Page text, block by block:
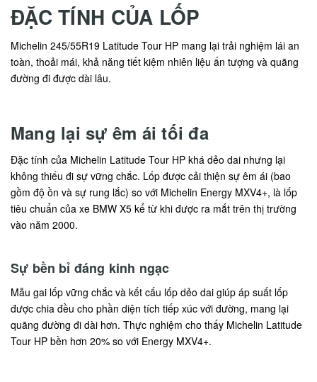
ĐẶC TÍNH CỦA LỐP
Michelin 245/55R19 Latitude Tour HP mang lại trải nghiệm lái an
toàn, thoải mái, khả năng tiết kiệm nhiên liệu ấn tượng và quãng
đường đi được dài lâu.
Mang lại sự êm ái tối đa
Đặc tính của Michelin Latitude Tour HP khá dẻo dai nhưng lại
không thiếu đi sự vững chắc. Lốp được cải thiện sự êm ái (bao
gồm độ ồn và sự rung lắc) so với Michelin Energy MXV4+, là lốp
tiêu chuẩn của xe BMW X5 kể từ khi được ra mắt trên thị trường
vào năm 2000.
Sự bền bỉ đáng kinh ngạc
Mẫu gai lốp vững chắc và kết cấu lốp dẻo dai giúp áp suất lốp
được chia đều cho phần diện tích tiếp xúc với đường, mang lại
quãng đường đi dài hơn. Thực nghiệm cho thấy Michelin Latitude
Tour HP bền hơn 20% so với Energy MXV4+.